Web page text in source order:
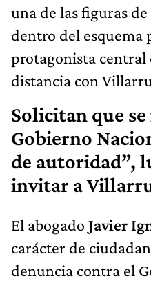
una de las figuras
dentro del esquema
protagonista central
distancia con
Solicitan que
Gobierno
de autoridad”,
invitar a
El abogado Javier
carácter de
denuncia contra el